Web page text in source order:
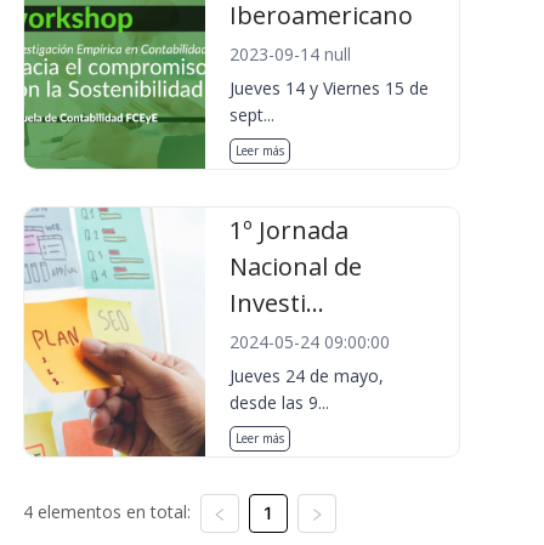
Iberoamericano
2023-09-14 null
Jueves 14 y Viernes 15 de
sept...
Leer más
1º Jornada
Nacional de
Investi...
2024-05-24 09:00:00
Jueves 24 de mayo,
desde las 9...
Leer más
4 elementos en total: 1